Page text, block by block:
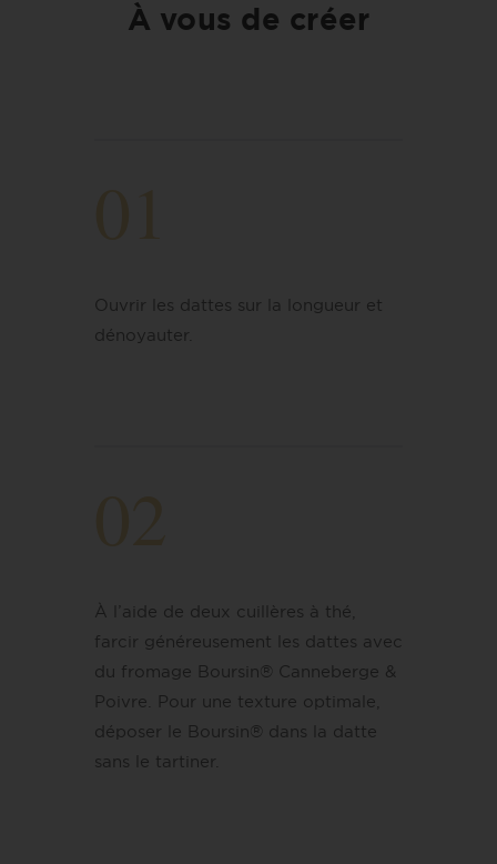
À vous de créer
Ouvrir les dattes sur la longueur et
dénoyauter.
À l’aide de deux cuillères à thé,
farcir généreusement les dattes avec
du fromage Boursin® Canneberge &
Poivre. Pour une texture optimale,
déposer le Boursin® dans la datte
sans le tartiner.